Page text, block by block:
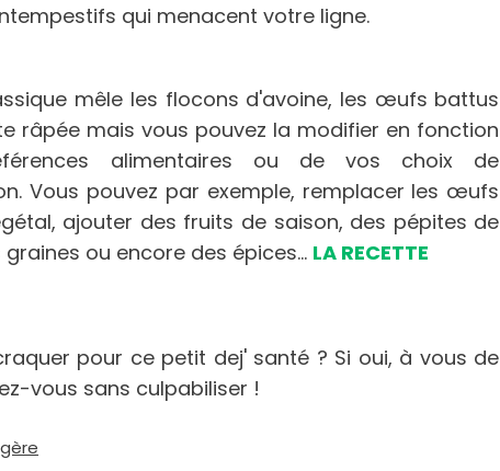
qui menacent votre ligne.
mêle les flocons d'avoine, les œufs battus
râpée mais vous pouvez la modifier en fonction
alimentaires ou de vos choix de
Vous pouvez par exemple, remplacer les œufs
ajouter des fruits de saison, des pépites de
ou encore des épices... LA RECETTE
pour ce petit dej' santé ? Si oui, à vous de
vous sans culpabiliser !